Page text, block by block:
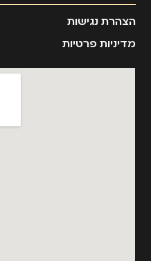
הצהרת נגישות
מדיניות פרטיות